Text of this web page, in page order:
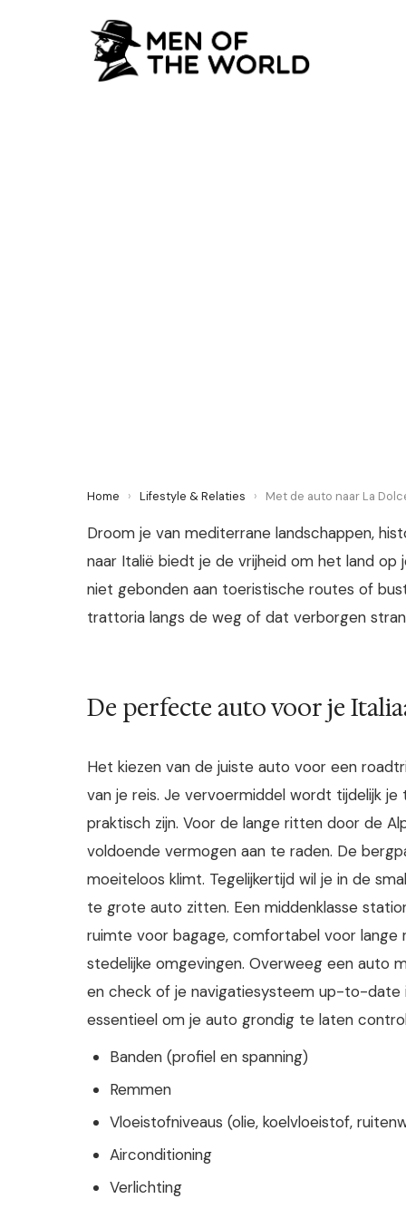
Home › Lifestyle & Relaties › Met de auto naar La
Droom je van mediterrane landschappen,
naar Italië biedt je de vrijheid om het land
niet gebonden aan toeristische routes of
trattoria langs de weg of dat verborgen
De perfecte auto voor je
Het kiezen van de juiste auto voor een
van je reis. Je vervoermiddel wordt tijdelijk
praktisch zijn. Voor de lange ritten door de
voldoende vermogen aan te raden. De
moeiteloos klimt. Tegelijkertijd wil je in de
te grote auto zitten. Een middenklasse
ruimte voor bagage, comfortabel voor
stedelijke omgevingen. Overweeg een auto
en check of je navigatiesysteem up-to-date
essentieel om je auto grondig te laten
Banden (profiel en spanning)
Remmen
Vloeistofniveaus (olie, koelvloeistof,
Airconditioning
Verlichting